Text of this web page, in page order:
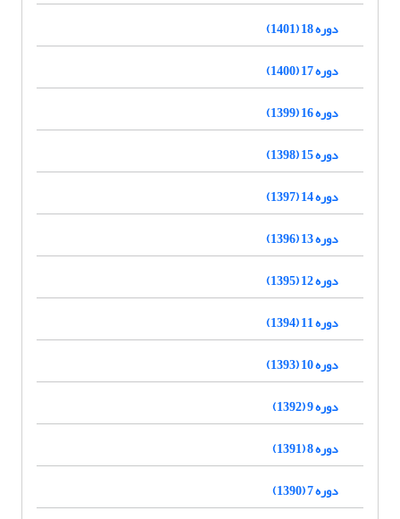
دوره 18 (1401)
دوره 17 (1400)
دوره 16 (1399)
دوره 15 (1398)
دوره 14 (1397)
دوره 13 (1396)
دوره 12 (1395)
دوره 11 (1394)
دوره 10 (1393)
دوره 9 (1392)
دوره 8 (1391)
دوره 7 (1390)